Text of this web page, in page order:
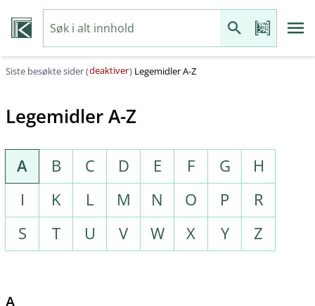
Siste besøkte sider (deaktiver) Legemidler A-Z
Legemidler A-Z
A B C D E F G
H
I
K L M N O P
R
S
T U V W X Y Z
A